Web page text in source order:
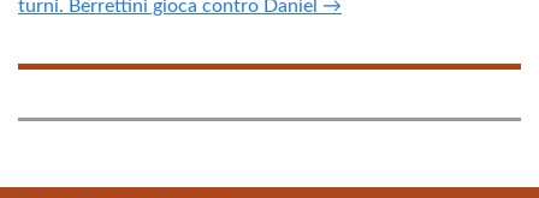
turni. Berrettini gioca contro Daniel →